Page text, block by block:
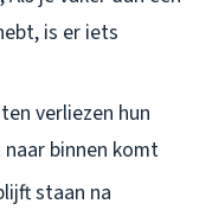
is er iets
verliezen hun
binnen komt
staan na